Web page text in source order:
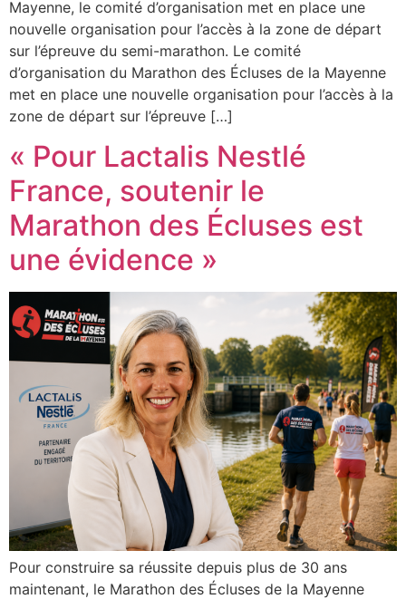
Mayenne, le comité d’organisation met en place une
nouvelle organisation pour l’accès à la zone de départ
sur l’épreuve du semi-marathon. Le comité
d’organisation du Marathon des Écluses de la Mayenne
met en place une nouvelle organisation pour l’accès à la
zone de départ sur l’épreuve […]
« Pour Lactalis Nestlé
France, soutenir le
Marathon des Écluses est
une évidence »
Pour construire sa réussite depuis plus de 30 ans
maintenant, le Marathon des Écluses de la Mayenne